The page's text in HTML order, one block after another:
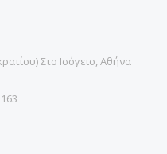
Στο Ισόγειο, Αθήνα